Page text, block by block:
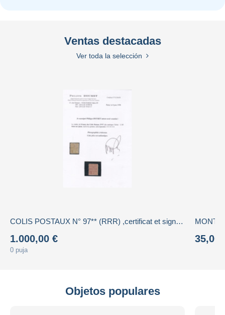
Ventas destacadas
Ver toda la selección
COLIS POSTAUX N° 97** (RRR) ,certificat et signature,,, TRES FORTE COTE ** ,LUXE
1.000,00 €
0 puja
35,00
Objetos populares